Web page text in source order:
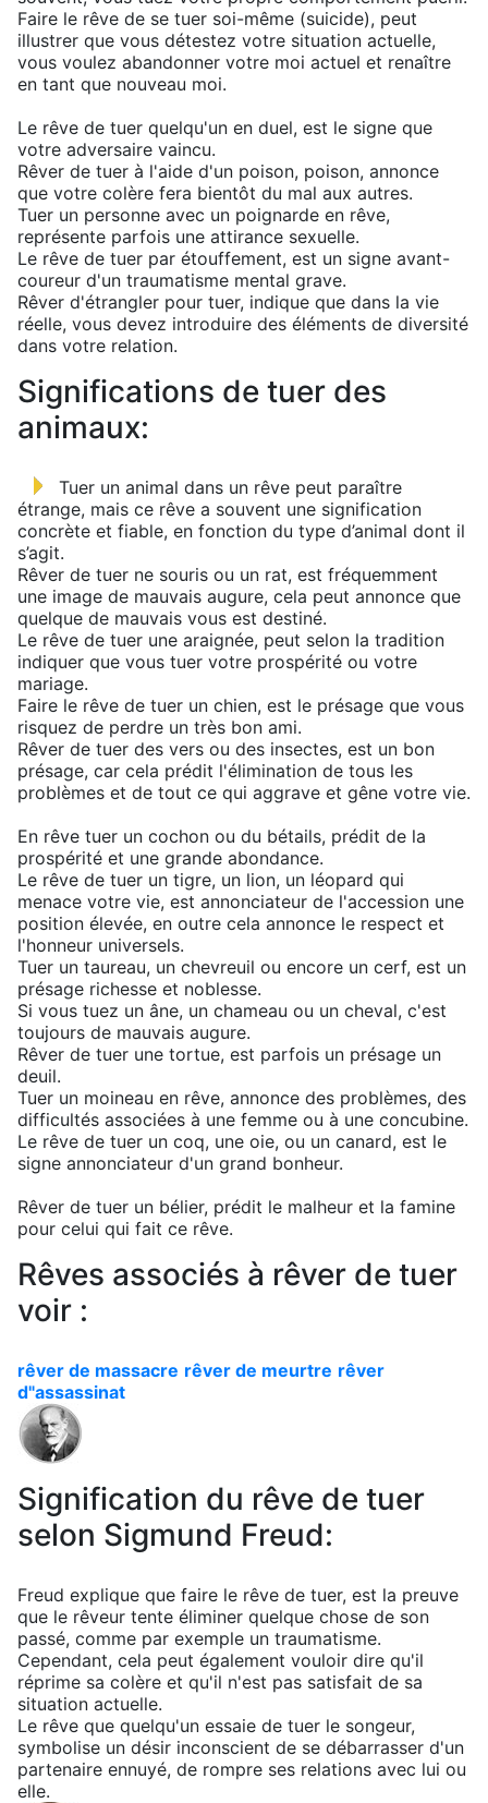
Faire le rêve de se tuer soi-même (suicide), peut
illustrer que vous détestez votre situation actuelle,
vous voulez abandonner votre moi actuel et renaître
en tant que nouveau moi.
Le rêve de tuer quelqu'un en duel, est le signe que
votre adversaire vaincu.
Rêver de tuer à l'aide d'un poison, poison, annonce
que votre colère fera bientôt du mal aux autres.
Tuer un personne avec un poignarde en rêve,
représente parfois une attirance sexuelle.
Le rêve de tuer par étouffement, est un signe avant-
coureur d'un traumatisme mental grave.
Rêver d'étrangler pour tuer, indique que dans la vie
réelle, vous devez introduire des éléments de diversité
dans votre relation.
Significations de tuer des
animaux:
Tuer un animal dans un rêve peut paraître
étrange, mais ce rêve a souvent une signification
concrète et fiable, en fonction du type d’animal dont il
s’agit.
Rêver de tuer ne souris ou un rat, est fréquemment
une image de mauvais augure, cela peut annonce que
quelque de mauvais vous est destiné.
Le rêve de tuer une araignée, peut selon la tradition
indiquer que vous tuer votre prospérité ou votre
mariage.
Faire le rêve de tuer un chien, est le présage que vous
risquez de perdre un très bon ami.
Rêver de tuer des vers ou des insectes, est un bon
présage, car cela prédit l'élimination de tous les
problèmes et de tout ce qui aggrave et gêne votre vie.
En rêve tuer un cochon ou du bétails, prédit de la
prospérité et une grande abondance.
Le rêve de tuer un tigre, un lion, un léopard qui
menace votre vie, est annonciateur de l'accession une
position élevée, en outre cela annonce le respect et
l'honneur universels.
Tuer un taureau, un chevreuil ou encore un cerf, est un
présage richesse et noblesse.
Si vous tuez un âne, un chameau ou un cheval, c'est
toujours de mauvais augure.
Rêver de tuer une tortue, est parfois un présage un
deuil.
Tuer un moineau en rêve, annonce des problèmes, des
difficultés associées à une femme ou à une concubine.
Le rêve de tuer un coq, une oie, ou un canard, est le
signe annonciateur d'un grand bonheur.
Rêver de tuer un bélier, prédit le malheur et la famine
pour celui qui fait ce rêve.
Rêves associés à rêver de tuer
voir :
rêver de massacre rêver de meurtre rêver
d"assassinat
Signification du rêve de tuer
selon Sigmund Freud:
Freud explique que faire le rêve de tuer, est la preuve
que le rêveur tente éliminer quelque chose de son
passé, comme par exemple un traumatisme.
Cependant, cela peut également vouloir dire qu'il
réprime sa colère et qu'il n'est pas satisfait de sa
situation actuelle.
Le rêve que quelqu'un essaie de tuer le songeur,
symbolise un désir inconscient de se débarrasser d'un
partenaire ennuyé, de rompre ses relations avec lui ou
elle.